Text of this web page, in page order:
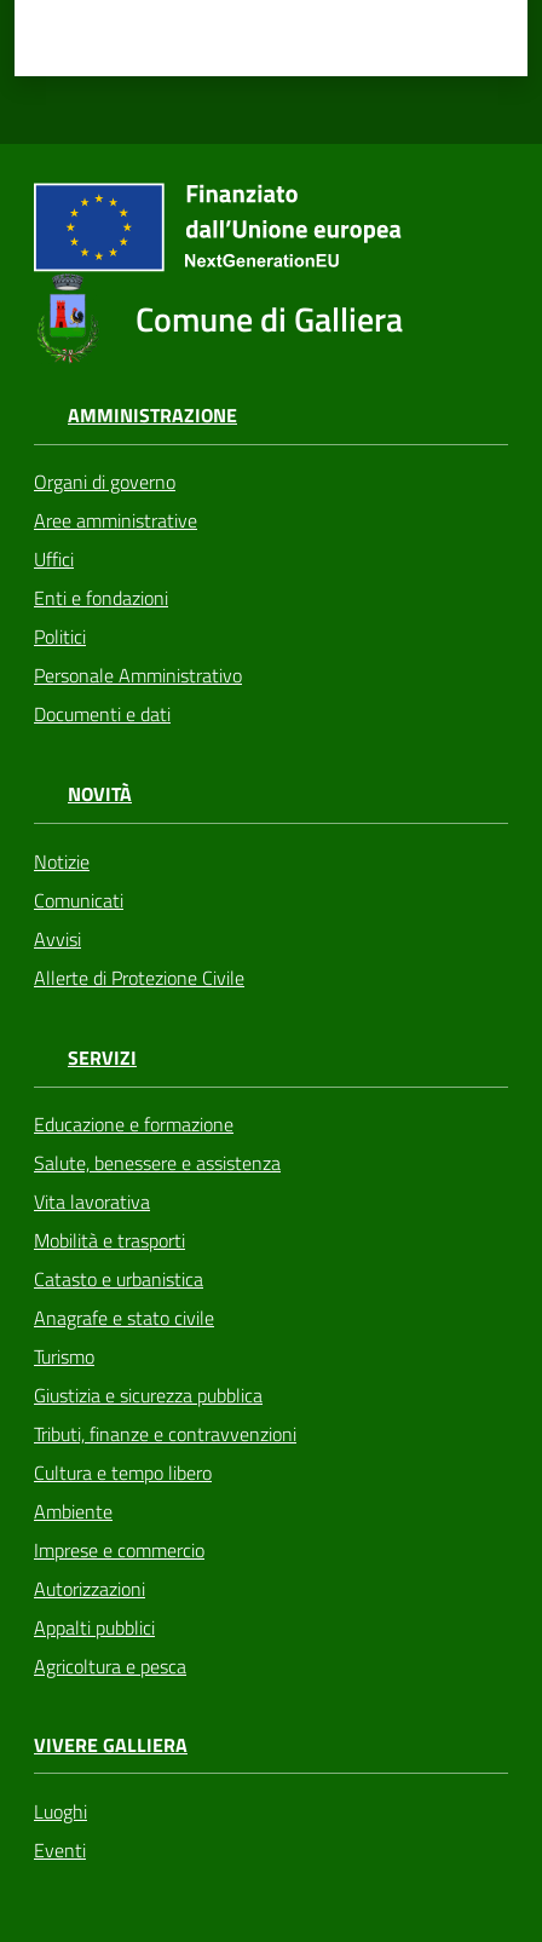
Comune di Galliera
AMMINISTRAZIONE
Organi di governo
Aree amministrative
Uffici
Enti e fondazioni
Politici
Personale Amministrativo
Documenti e dati
NOVITÀ
Notizie
Comunicati
Avvisi
Allerte di Protezione Civile
SERVIZI
Educazione e formazione
Salute, benessere e assistenza
Vita lavorativa
Mobilità e trasporti
Catasto e urbanistica
Anagrafe e stato civile
Turismo
Giustizia e sicurezza pubblica
Tributi, finanze e contravvenzioni
Cultura e tempo libero
Ambiente
Imprese e commercio
Autorizzazioni
Appalti pubblici
Agricoltura e pesca
VIVERE GALLIERA
Luoghi
Eventi